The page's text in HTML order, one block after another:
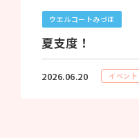
ウエルコートみづほ
夏支度！
2026.06.20 イベント